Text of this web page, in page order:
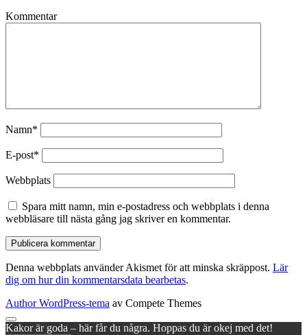
Kommentar
Namn*
E-post*
Webbplats
Spara mitt namn, min e-postadress och webbplats i denna
webbläsare till nästa gång jag skriver en kommentar.
Denna webbplats använder Akismet för att minska skräppost. Lär
dig om hur din kommentarsdata bearbetas.
Author WordPress-tema av Compete Themes
Rulla
Kakor är goda – här får du några. Hoppas du är okej med det!